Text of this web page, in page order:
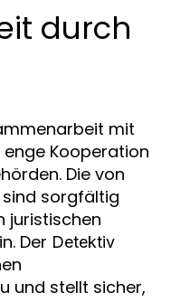
durch
mit
enge Kooperation
Die von
sorgfältig
juristischen
Der Detektiv
und stellt sicher,